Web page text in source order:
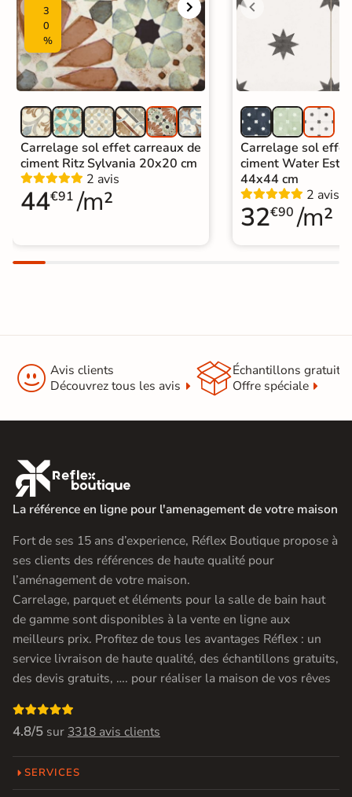
3
0
%
Carrelage sol effet carreaux de
ciment Ritz Sylvania 20x20 cm
2 avis
44€91 /m²
Carrelage sol
ciment Water
44x44 cm
2 avis
32€90 /m²
 Avis clients
Découvrez tous les avis
Échantillons gratuit
Offre spéciale

La référence en ligne pour l'amenagement de votre maison
Fort de ses 15 ans d’experience, Réflex Boutique propose à
ses clients des références de haute qualité pour
l’aménagement de votre maison.
Carrelage, parquet et éléments pour la salle de bain haut
de gamme sont disponibles à la vente en ligne aux
meilleurs prix. Profitez de tous les avantages Réflex : un
service livraison de haute qualité, des échantillons gratuits,
des devis gratuits, …. pour réaliser la maison de vos rêves

4.8/5 sur 3318 avis clients
SERVICES